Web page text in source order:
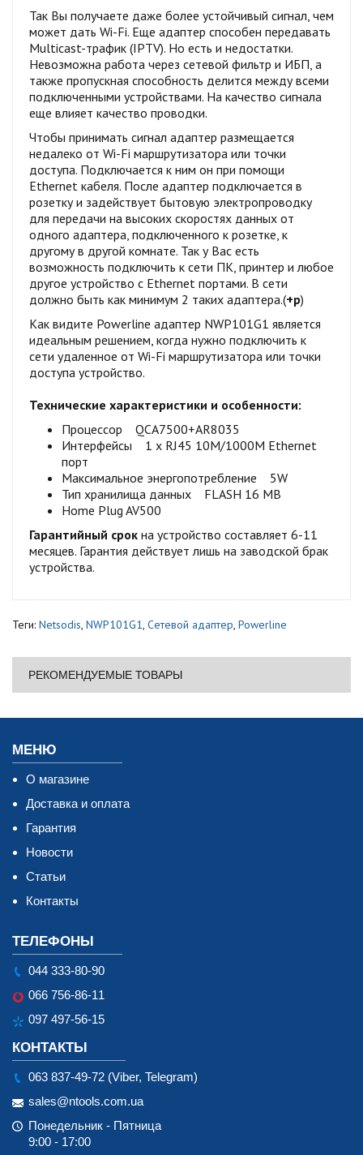
Так Вы получаете даже более устойчивый сигнал, чем
может дать Wi-Fi. Еще адаптер способен передавать
Multicast-трафик (IPTV). Но есть и недостатки.
Невозможна работа через сетевой фильтр и ИБП, а
также пропускная способность делится между всеми
подключенными устройствами. На качество сигнала
еще влияет качество проводки.
Чтобы принимать сигнал адаптер размещается
недалеко от Wi-Fi маршрутизатора или точки
доступа. Подключается к ним он при помощи
Ethernet кабеля. После адаптер подключается в
розетку и задействует бытовую электропроводку
для передачи на высоких скоростях данных от
одного адаптера, подключенного к розетке, к
другому в другой комнате. Так у Вас есть
возможность подключить к сети ПК, принтер и любое
другое устройство с Ethernet портами. В сети
должно быть как минимум 2 таких адаптера.(+р)
Как видите Powerline адаптер NWP101G1 является
идеальным решением, когда нужно подключить к
сети удаленное от Wi-Fi маршрутизатора или точки
доступа устройство.
Технические характеристики и особенности:
Процессор QCA7500+AR8035
Интерфейсы 1 x RJ45 10M/1000M Ethernet
порт
Максимальное энергопотребление 5W
Тип хранилища данных FLASH 16 MB
Home Plug AV500
Гарантийный срок на устройство составляет 6-11
месяцев. Гарантия действует лишь на заводской брак
устройства.
Теги: Netsodis, NWP101G1, Сетевой адаптер, Powerline
РЕКОМЕНДУЕМЫЕ ТОВАРЫ
МЕНЮ
О магазине
Доставка и оплата
Гарантия
Новости
Статьи
Контакты
ТЕЛЕФОНЫ
044 333-80-90
066 756-86-11
097 497-56-15
КОНТАКТЫ
063 837-49-72 (Viber, Telegram)
sales@ntools.com.ua
Понедельник - Пятница
9:00 - 17:00